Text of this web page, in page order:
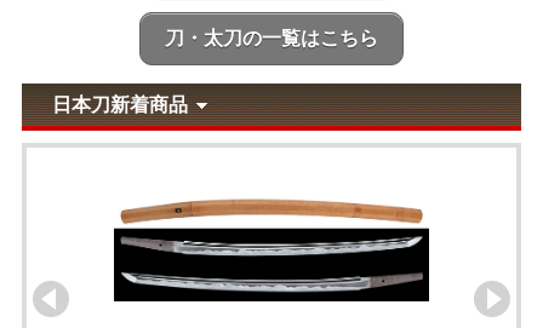
刀・太刀の一覧はこちら
日本刀新着商品